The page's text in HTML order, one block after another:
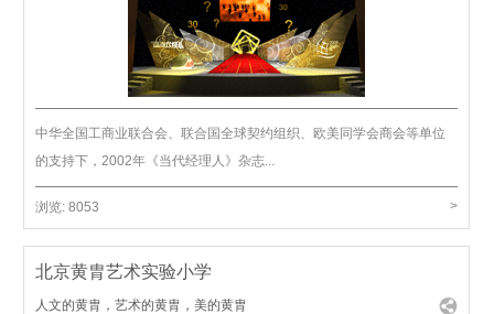
中华全国工商业联合会、联合国全球契约组织、欧美同学会商会等单位
的支持下，2002年《当代经理人》杂志...
浏览:8053 >
北京黄胄艺术实验小学
人文的黄胄，艺术的黄胄，美的黄胄